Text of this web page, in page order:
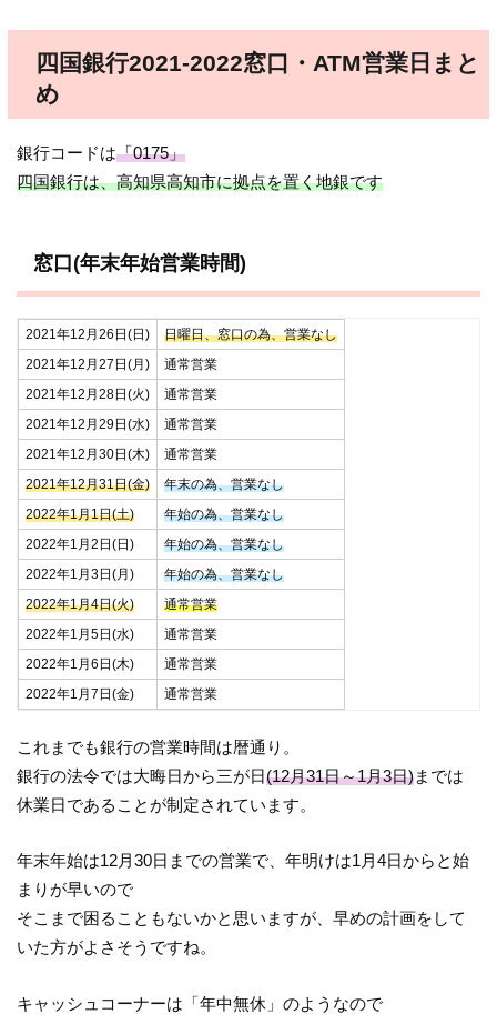
四国銀行2021-2022窓口・ATM営業日まと
め
銀行コードは「0175」
四国銀行は、高知県高知市に拠点を置く地銀です
窓口(年末年始営業時間)
2021年12月26日(日)
日曜日、窓口の為、営業なし
2021年12月27日(月)
通常営業
2021年12月28日(火)
通常営業
2021年12月29日(水)
通常営業
2021年12月30日(木)
通常営業
2021年12月31日(金)
年末の為、営業なし
2022年1月1日(土)
年始の為、営業なし
2022年1月2日(日)
年始の為、営業なし
2022年1月3日(月)
年始の為、営業なし
2022年1月4日(火)
通常営業
2022年1月5日(水)
通常営業
2022年1月6日(木)
通常営業
2022年1月7日(金)
通常営業
これまでも銀行の営業時間は暦通り。
銀行の法令では大晦日から三が日(12月31日～1月3日)までは
休業日であることが制定されています。
年末年始は12月30日までの営業で、年明けは1月4日からと始
まりが早いので
そこまで困ることもないかと思いますが、早めの計画をして
いた方がよさそうですね。
キャッシュコーナーは「年中無休」のようなので